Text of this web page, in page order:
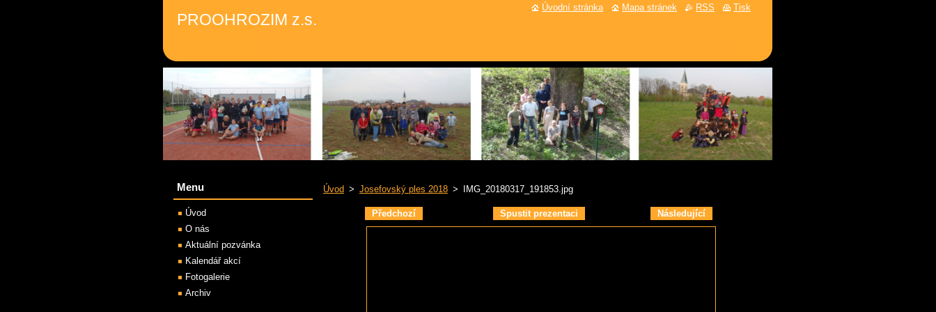
PROOHROZIM z.s.
Úvod > Josefovský ples 2018 > IMG_20180317_191853.jpg
Předchozí Spustit prezentaci Následující
Menu
Úvod
O nás
Aktuální pozvánka
Kalendář akcí
Fotogalerie
Archiv
Úvodní stránka Mapa stránek RSS Tisk